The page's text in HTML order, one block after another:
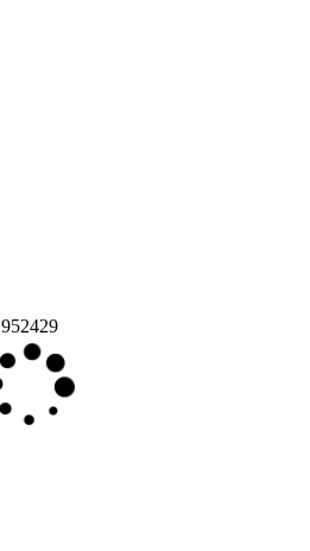
952429